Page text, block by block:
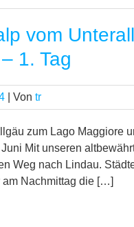
vom
1. Tag
| Von tr
zum Lago Maggiore
Mit unseren
Weg nach Lindau.
am Nachmittag die […]